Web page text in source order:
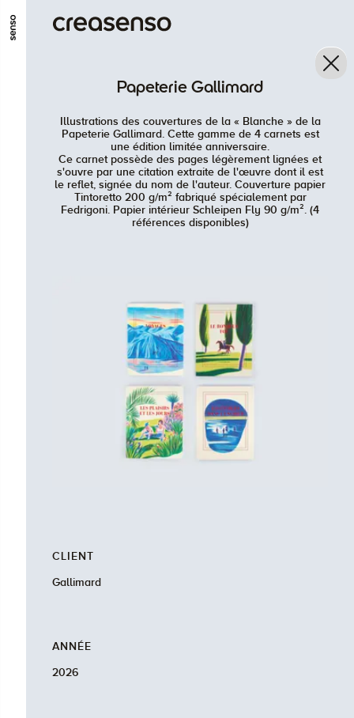
ALLER AU CONTENU PRINCIPAL
ALLER EN BAS DE PAGEPapeterie Gallimard
Illustrations des couvertures de la « Blanche » de la
Papeterie Gallimard. Cette gamme de 4 carnets est
une édition limitée anniversaire.
Ce carnet possède des pages légèrement lignées et
s'ouvre par une citation extraite de l'œuvre dont il est
le reflet, signée du nom de l'auteur. Couverture papier
Tintoretto 200 g/m² fabriqué spécialement par
Fedrigoni. Papier intérieur Schleipen Fly 90 g/m². (4
références disponibles)
CLIENT
Gallimard
ANNÉE
2026